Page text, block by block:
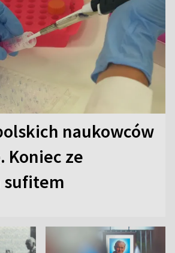
naukowców
Koniec ze
sufitem